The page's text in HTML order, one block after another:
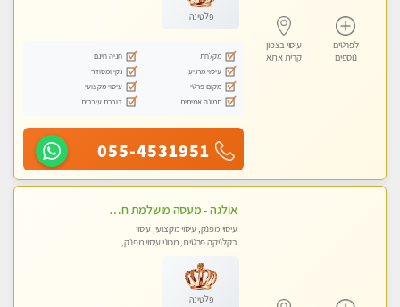
לפרטים
נוספים
עיסוי בצפון
קרית אתא
פלטינה
מקלחת
חניה חינם
עיסוי מרגיע
נקי ומסודר
מקום פרטי
עיסוי מקצועי
תמונה אמיתית
דוברת עיברית
055-4531951
אולגה - מעסה מושלמת חדשה בעיר ! בחיפה- טל 052-5738058
עיסוי מפנק, עיסוי מקצועי, עיסוי
בקלניקה פרטית, מכוני עיסוי מפנק,
פלטינה